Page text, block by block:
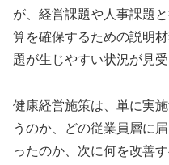
が、経営課題や人事課題
算を確保するための説明
題が生じやすい状況が見受
健康経営施策は、単に実
うのか、どの従業員層に
ったのか、次に何を改善